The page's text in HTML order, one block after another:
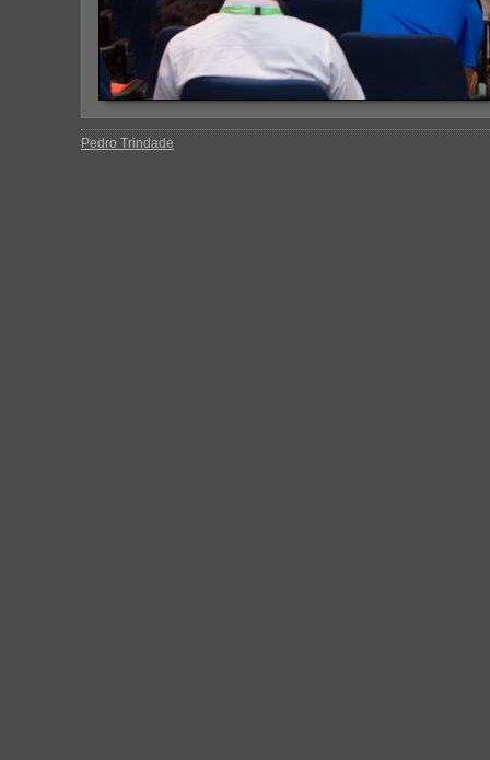
Pedro Trindade